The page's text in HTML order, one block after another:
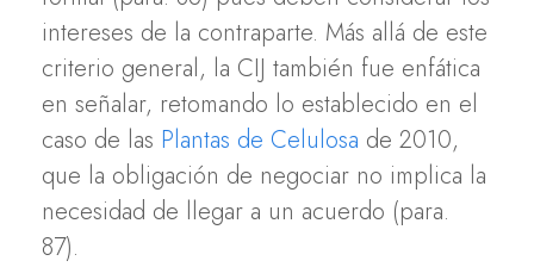
intereses de la contraparte. Más allá de este
criterio general, la CIJ también fue enfática
en señalar, retomando lo establecido en el
caso de las Plantas de Celulosa de 2010,
que la obligación de negociar no implica la
necesidad de llegar a un acuerdo (para.
87).